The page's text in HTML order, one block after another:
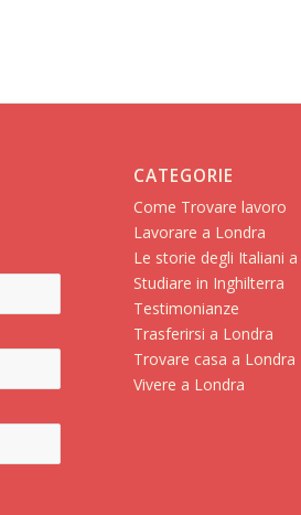
CATEGORIE
Come Trovare lavoro
Lavorare a Londra
Le storie degli Italiani
Studiare in Inghilterra
Testimonianze
Trasferirsi a Londra
Trovare casa a Londra
Vivere a Londra